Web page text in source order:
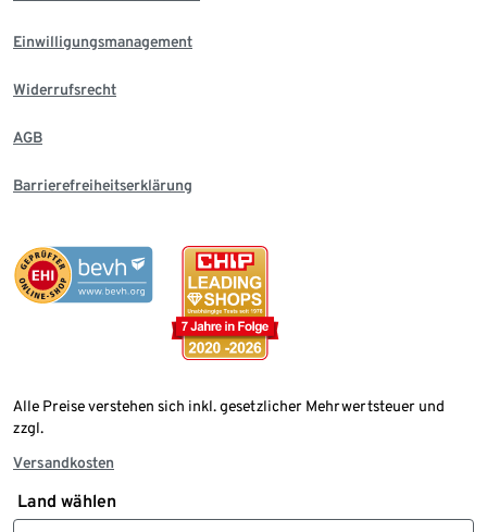
Einwilligungsmanagement
Widerrufsrecht
AGB
Barrierefreiheitserklärung
Alle Preise verstehen sich inkl. gesetzlicher Mehrwertsteuer und
zzgl.
Versandkosten
Land wählen